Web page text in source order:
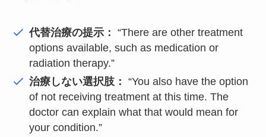
代替治療の提示： “There are other treatment
options available, such as medication or
radiation therapy.”
治療しない選択肢： “You also have the option
of not receiving treatment at this time. The
doctor can explain what that would mean for
your condition.”